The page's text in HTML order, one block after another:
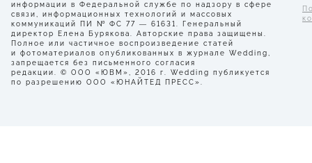
информации в Федеральной службе по надзору в сфере
связи, информационных технологий и массовых
коммуникаций ПИ № ФС 77 — 61631. Генеральный
директор Елена Бурякова. Авторские права защищены.
Полное или частичное воспроизведение статей
и фотоматериалов опубликованных в журнале Wedding,
запрещается без письменного согласия
редакции. © ООО «ЮВМ», 2016 г. Wedding публикуется
по разрешению ООО «ЮНАЙТЕД ПРЕСС».